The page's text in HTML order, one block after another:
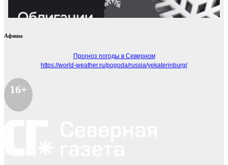
Афиша
Прогноз погоды в Северном
https://world-weather.ru/pogoda/russia/yekaterinburg/
16+